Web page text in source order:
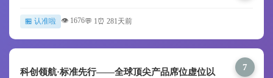
🏪 认准啦 👁️ 1676💬 1⏰ 281天前
7
科创领航·标准先行——全球顶尖产品席位虚位以